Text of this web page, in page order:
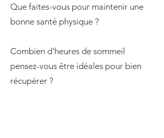
Que faites-vous pour maintenir une
bonne santé physique ?
Combien d'heures de sommeil
pensez-vous être idéales pour bien
récupérer ?